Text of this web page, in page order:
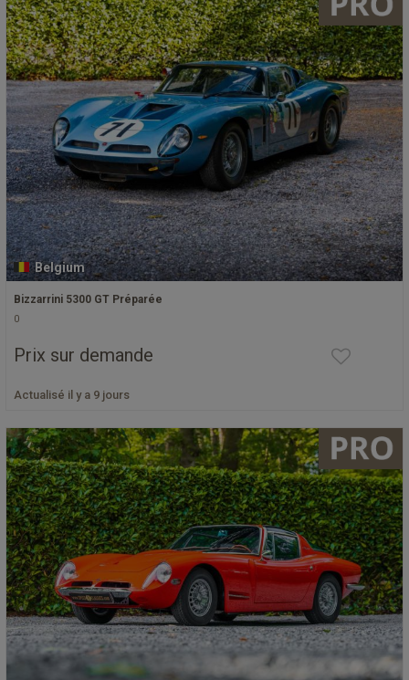
Belgium
Bizzarrini 5300 GT Préparée
0
Prix sur demande
Actualisé il y a 9 jours